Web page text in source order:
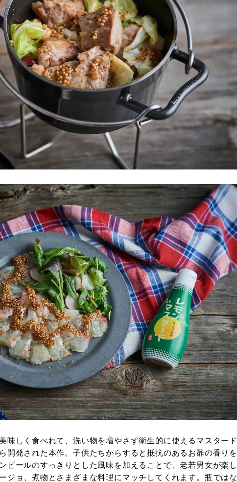
味しく食べれて、洗い物を増やさず衛生的に使えるマスタード
開発された本作。子供たちからすると抵抗のあるお酢の香りを
ピールのすっきりとした風味を加えることで、老若男女が楽し
ジョ、煮物とさまざまな料理にマッチしてくれます。瓶ではな